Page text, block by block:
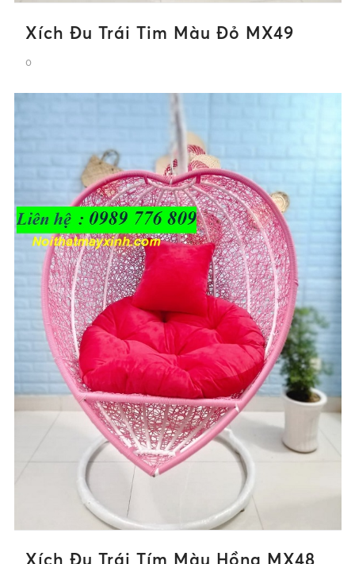
Xích Đu Trái Tim Màu Đỏ MX49
0
Xích Đu Trái Tím Màu Hồng MX48